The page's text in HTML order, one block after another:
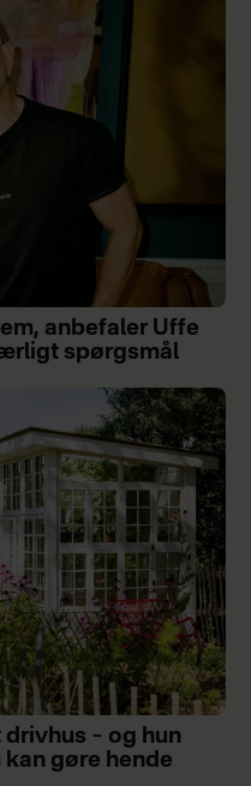
anbefaler Uffe
spørgsmål
– og hun
gøre hende